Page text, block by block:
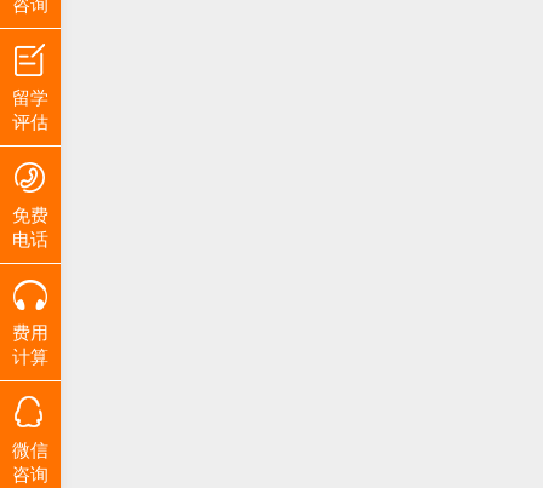
留学
评估
免费
电话
费用
计算
微信
咨询